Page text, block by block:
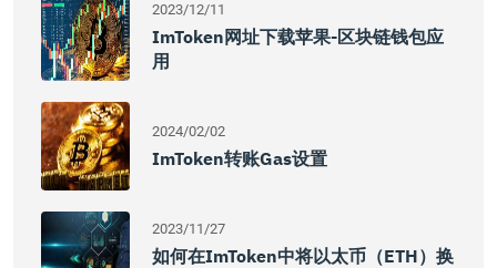
2023/12/11
ImToken网址下载苹果-区块链钱包应
用
2024/02/02
ImToken转账Gas设置
2023/11/27
如何在imToken中将以太币（ETH）换